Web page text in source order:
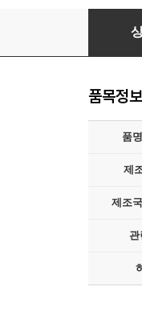
[예약판
품목정보
품
제
제조
관